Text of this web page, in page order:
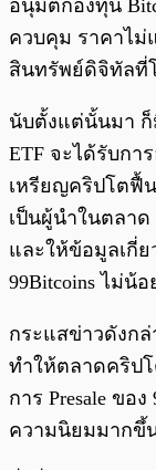
อนุมัติกองทุน
ควบคุม ราคาไม่
สินทรัพย์ดิจิทัลที่
นับตั้งแต่นั้นมา ก็
ETF จะได้รับกา
เหรียญคริปโตฟื้
เป็นผู้นำในตลา
และให้ข้อมูลเกี่
99Bitcoins ไม่น้อ
กระแสข่าวดังก
ทำให้ตลาดคริป
การ Presale ขอ
ความนิยมมากขึ้